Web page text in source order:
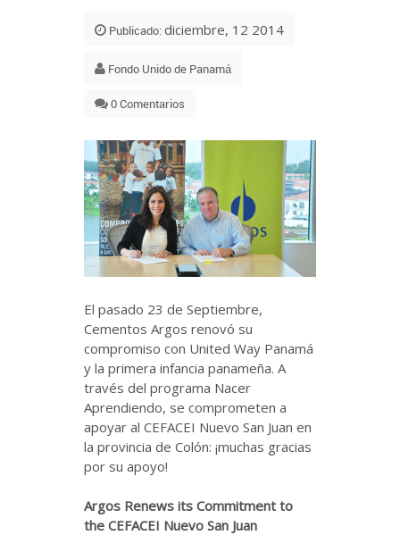
Publicado: diciembre, 12 2014
Fondo Unido de Panamá
0 Comentarios
El pasado 23 de Septiembre,
Cementos Argos renovó su
compromiso con United Way Panamá
y la primera infancia panameña. A
través del programa Nacer
Aprendiendo, se comprometen a
apoyar al CEFACEI Nuevo San Juan en
la provincia de Colón: ¡muchas gracias
por su apoyo!
Argos Renews its Commitment to
the CEFACEI Nuevo San Juan